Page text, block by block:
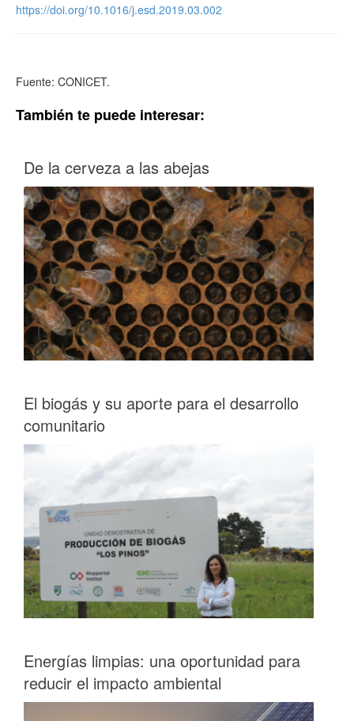
https://doi.org/10.1016/j.esd.2019.03.002
Fuente: CONICET.
También te puede interesar:
De la cerveza a las abejas
El biogás y su aporte para el desarrollo
comunitario
Energías limpias: una oportunidad para
reducir el impacto ambiental